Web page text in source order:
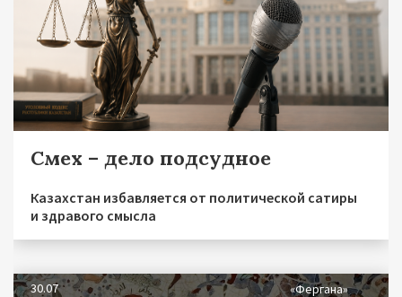
Смех – дело подсудное
Казахстан избавляется от политической сатиры
и здравого смысла
30.07 «Фергана»